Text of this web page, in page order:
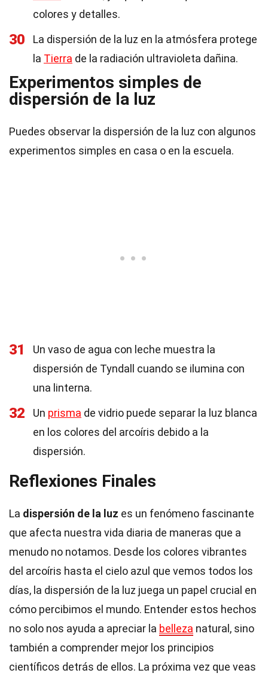
colores y detalles.
30
La dispersión de la luz en la atmósfera protege
la Tierra de la radiación ultravioleta dañina.
Experimentos simples de
dispersión de la luz
Puedes observar la dispersión de la luz con algunos
experimentos simples en casa o en la escuela.
31
Un vaso de agua con leche muestra la
dispersión de Tyndall cuando se ilumina con
una linterna.
32 Un prisma de vidrio puede separar la luz blanca
en los colores del arcoíris debido a la
dispersión.
Reflexiones Finales
La dispersión de la luz es un fenómeno fascinante
que afecta nuestra vida diaria de maneras que a
menudo no notamos. Desde los colores vibrantes
del arcoíris hasta el cielo azul que vemos todos los
días, la dispersión de la luz juega un papel crucial en
cómo percibimos el mundo. Entender estos hechos
no solo nos ayuda a apreciar la belleza natural, sino
también a comprender mejor los principios
científicos detrás de ellos. La próxima vez que veas